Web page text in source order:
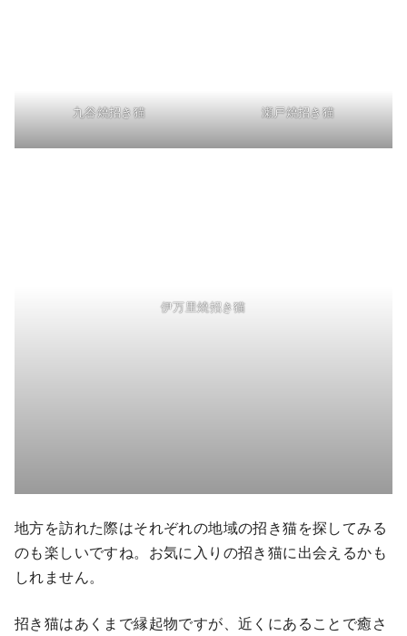
九谷焼招き猫 瀬戸焼招き猫
伊万里焼招き猫
地方を訪れた際はそれぞれの地域の招き猫を探してみる
のも楽しいですね。お気に入りの招き猫に出会えるかも
しれません。
招き猫はあくまで縁起物ですが、近くにあることで癒さ